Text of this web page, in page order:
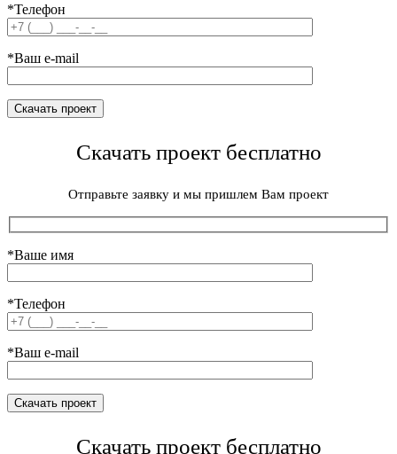
*Телефон
*Ваш e-mail
Скачать проект бесплатно
Отправьте заявку и мы пришлем Вам проект
*Ваше имя
*Телефон
*Ваш e-mail
Скачать проект бесплатно